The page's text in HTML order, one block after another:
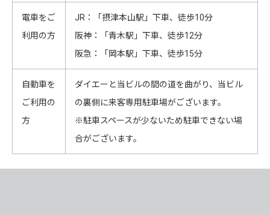
電車をご
利用の方
JR：「摂津本山駅」下車、徒歩10分
阪神：「青木駅」下車、徒歩12分
阪急：「岡本駅」下車、徒歩15分
自動車を
ご利用の
方
ダイエーと当ビルの間の道を曲がり、当ビル
の裏側に来客専用駐車場がございます。
※駐車スペースが少ないため駐車できない場
合がございます。